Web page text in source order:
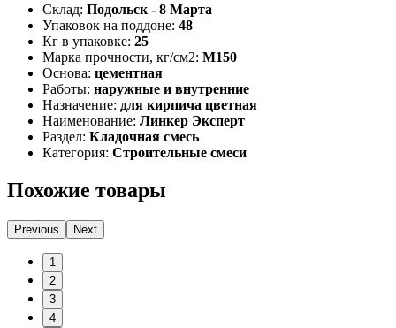
Склад: Подольск - 8 Марта
Упаковок на поддоне: 48
Кг в упаковке: 25
Марка прочности, кг/см2: М150
Основа: цементная
Работы: наружные и внутренние
Назначение: для кирпича цветная
Наименование: Линкер Эксперт
Раздел: Кладочная смесь
Категория: Строительные смеси
Похожие товары
Previous Next
1
2
3
4